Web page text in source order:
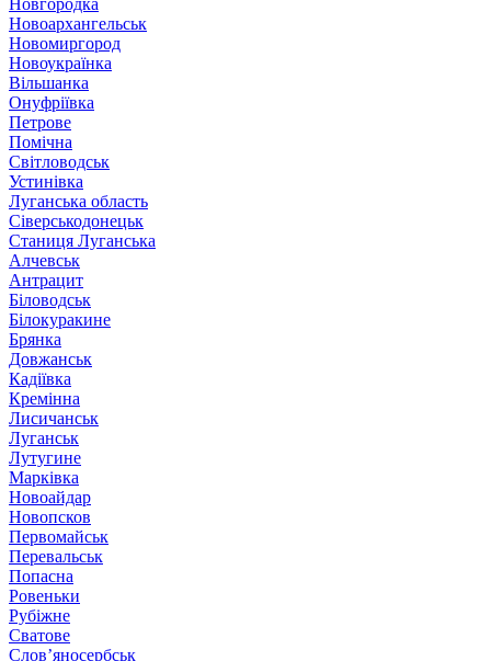
Новгородка
Новоархангельськ
Новомиргород
Новоукраїнка
Вільшанка
Онуфріївка
Петрове
Помічна
Світловодськ
Устинівка
Луганська область
Сіверськодонецьк
Станиця Луганська
Алчевськ
Антрацит
Біловодськ
Білокуракине
Брянка
Довжанськ
Кадіївка
Кремінна
Лисичанськ
Луганськ
Лутугине
Марківка
Новоайдар
Новопсков
Первомайськ
Перевальськ
Попасна
Ровеньки
Рубіжне
Сватове
Слов’яносербськ